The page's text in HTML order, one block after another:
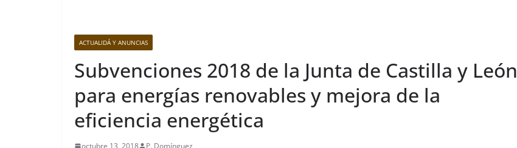
ACTUALIDÁ Y ANUNCIAS
Subvenciones 2018 de la Junta de Castilla y León
para energías renovables y mejora de la
eficiencia energética